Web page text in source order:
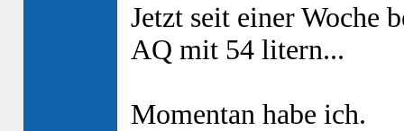
Jetzt seit einer Woche
AQ mit 54 litern...
Momentan habe ich.